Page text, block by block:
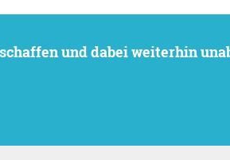
und dabei weiterhin